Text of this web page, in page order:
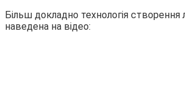
Більш докладно технологія створення
наведена на відео: